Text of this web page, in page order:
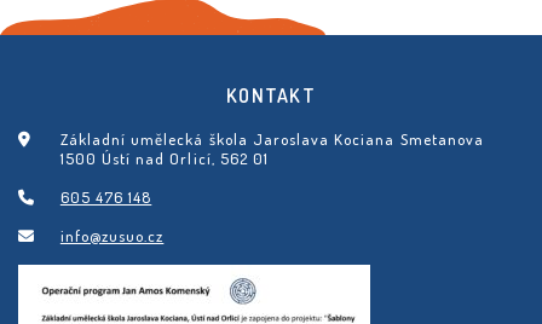
KONTAKT
Základní umělecká škola Jaroslava Kociana Smetanova
1500 Ústí nad Orlicí, 562 01
605 476 148
info@zusuo.cz